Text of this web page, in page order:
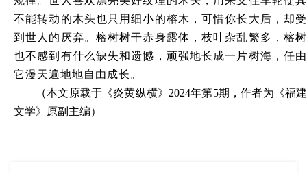
不能转动的木头也只用细小的榕木，可惜你长大后，却受
到世人的厌弃。榕树树干赤身露体，枝叶杂乱繁多，榕树
也不感到有什么缺失和遗憾，顽强地长成一片树海，任由
它漫天遍地地自由成长。
（本文原载于《炎黄纵横》 2024年第5期，作者为《福建
文学》原副主编）